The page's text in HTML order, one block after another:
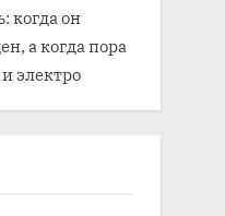
когда он
а когда пора
электро